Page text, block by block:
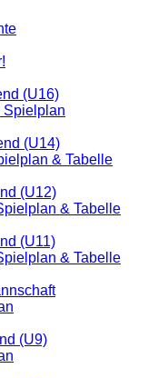
(U16)
Spielplan
(U14)
& Tabelle
(U12)
& Tabelle
(U11)
& Tabelle
(U9)